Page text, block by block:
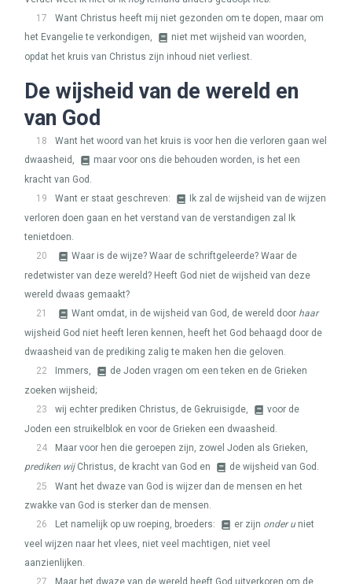
17
Want Christus heeft mij niet gezonden om te dopen, maar om
het Evangelie te verkondigen,
niet met wijsheid van woorden,
opdat het kruis van Christus zijn inhoud niet verliest.
De wijsheid van de wereld en
van God
18
Want het woord van het kruis is voor hen die verloren gaan wel
dwaasheid,
maar voor ons die behouden worden, is het een
kracht van God.
19
Want er staat geschreven:
Ik zal de wijsheid van de wijzen
verloren doen gaan en het verstand van de verstandigen zal Ik
tenietdoen.
20
Waar is de wijze? Waar de schriftgeleerde? Waar de
redetwister van deze wereld? Heeft God niet de wijsheid van deze
wereld dwaas gemaakt?
21
Want omdat, in de wijsheid van God, de wereld door haar
wijsheid God niet heeft leren kennen, heeft het God behaagd door de
dwaasheid van de prediking zalig te maken hen die geloven.
22
Immers,
de Joden vragen om een teken en de Grieken
zoeken wijsheid;
23
wij echter prediken Christus, de Gekruisigde,
voor de
Joden een struikelblok en voor de Grieken een dwaasheid.
24
Maar voor hen die geroepen zijn, zowel Joden als Grieken,
prediken wijChristus, de kracht van God en
de wijsheid van God.
25
Want het dwaze van God is wijzer dan de mensen en het
zwakke van God is sterker dan de mensen.
26
Let namelijk op uw roeping, broeders: er zijn onder uniet
veel wijzen naar het vlees, niet veel machtigen, niet veel
aanzienlijken.
27
Maar het dwaze van de wereld heeft God uitverkoren om de